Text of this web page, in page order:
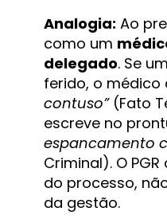
Analogia: Ao
como um
delegado. Se
ferido, o médico
contuso”(Fato
escreve no
espancamento
Criminal). O
do processo,
da gestão.